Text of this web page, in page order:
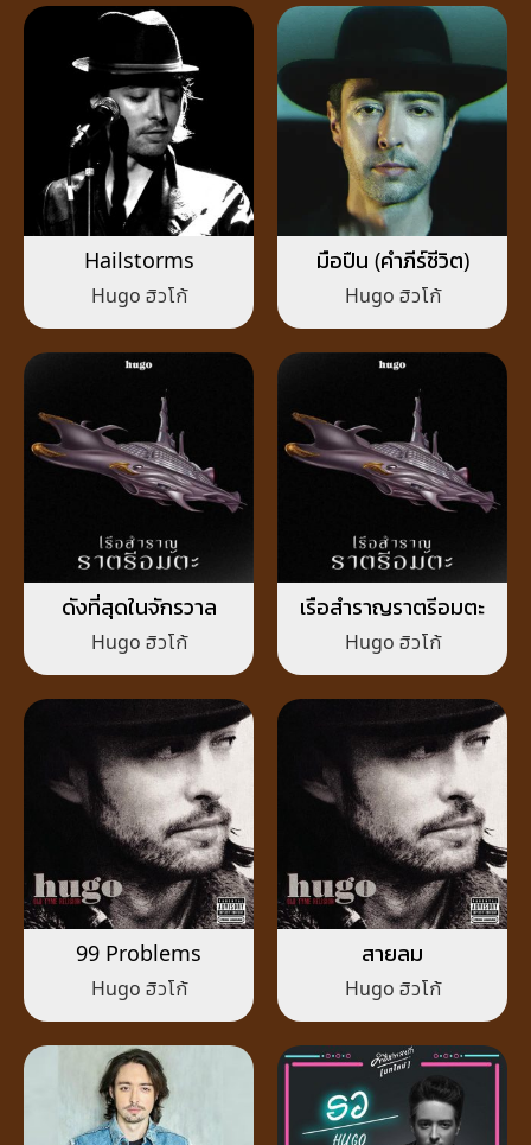
Hailstorms
Hugo ฮิวโก้
มือปืน (คำภีร์ชีวิต)
Hugo ฮิวโก้
ดังที่สุดในจักรวาล
Hugo ฮิวโก้
เรือสำราญราตรีอมตะ
Hugo ฮิวโก้
99 Problems
Hugo ฮิวโก้
สายลม
Hugo ฮิวโก้